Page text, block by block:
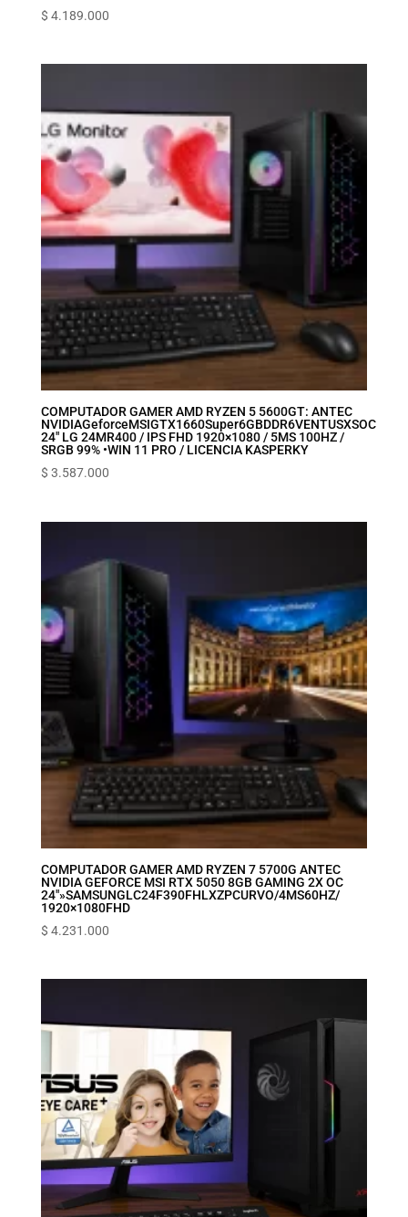
$ 4.189.000
COMPUTADOR GAMER AMD RYZEN 5 5600GT: ANTEC
NVIDIA‎Geforce‎MSI‎GTX‎1660‎Super‎6GB‎DDR6‎VENTUS‎XS‎OC
24″ LG 24MR400 / IPS FHD 1920×1080 / 5MS 100HZ /
SRGB 99% •WIN 11 PRO / LICENCIA KASPERKY
$ 3.587.000
COMPUTADOR GAMER AMD RYZEN 7 5700G ANTEC
NVIDIA GEFORCE MSI RTX 5050 8GB GAMING 2X OC
24″»‎SAMSUNG‎LC24F390FHLXZP‎CURVO‎/‎4MS‎60HZ‎/‎
1920×1080‎FHD
$ 4.231.000